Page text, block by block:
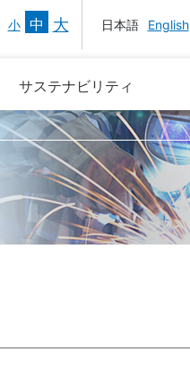
小 中 大 日本語 English
サステナビリティ